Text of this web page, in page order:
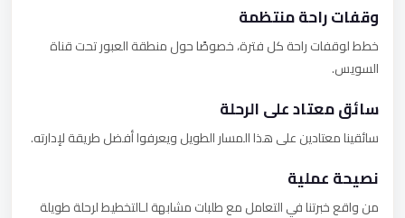
وقفات راحة منتظمة
خطط لوقفات راحة كل فترة، خصوصًا حول منطقة العبور تحت قناة
السويس.
سائق معتاد على الرحلة
سائقينا معتادين على هذا المسار الطويل ويعرفوا أفضل طريقة لإدارته.
نصيحة عملية
من واقع خبرتنا في التعامل مع طلبات مشابهة لـالتخطيط لرحلة طويلة